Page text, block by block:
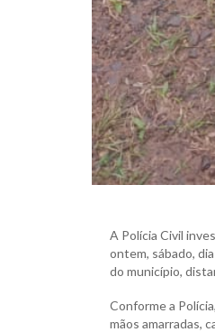
A Polícia Civil
ontem, sábado,
do município,
Conforme a
mãos amarradas,